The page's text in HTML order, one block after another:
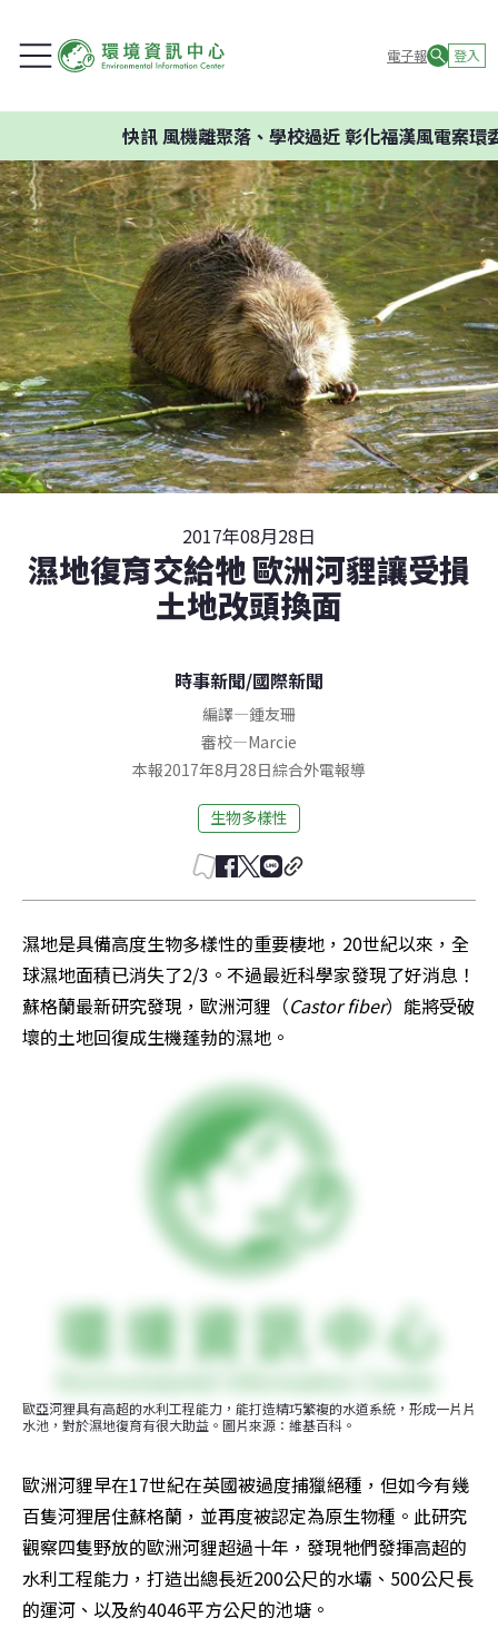
電子報 登入
風機離聚落、學校過近 彰化福漢風電案環委建
2017年08月28日
濕地復育交給牠 歐洲河貍讓受損
土地改頭換面
時事新聞/國際新聞
編譯—鍾友珊
審校—Marcie
本報2017年8月28日綜合外電報導
生物多樣性
濕地是具備高度生物多樣性的重要棲地，20世紀以來，全
球濕地面積已消失了2/3。不過最近科學家發現了好消息！
蘇格蘭最新研究發現，歐洲河貍（Castor fiber）能將受破
壞的土地回復成生機蓬勃的濕地。
歐亞河狸具有高超的水利工程能力，能打造精巧繁複的水道系統，形成一片片
水池，對於濕地復育有很大助益。圖片來源：維基百科。
歐洲河貍早在17世紀在英國被過度捕獵絕種，但如今有幾
百隻河狸居住蘇格蘭，並再度被認定為原生物種。此研究
觀察四隻野放的歐洲河貍超過十年，發現牠們發揮高超的
水利工程能力，打造出總長近200公尺的水壩、500公尺長
的運河、以及約4046平方公尺的池塘。